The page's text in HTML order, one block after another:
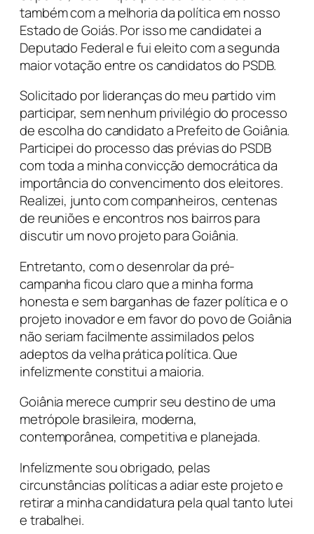
também com a melhoria da política em nosso
Estado de Goiás. Por isso me candidatei a
Deputado Federal e fui eleito com a segunda
maior votação entre os candidatos do PSDB.
Solicitado por lideranças do meu partido vim
participar, sem nenhum privilégio do processo
de escolha do candidato a Prefeito de Goiânia.
Participei do processo das prévias do PSDB
com toda a minha convicção democrática da
importância do convencimento dos eleitores.
Realizei, junto com companheiros, centenas
de reuniões e encontros nos bairros para
discutir um novo projeto para Goiânia.
Entretanto, com o desenrolar da pré-
campanha ficou claro que a minha forma
honesta e sem barganhas de fazer política e o
projeto inovador e em favor do povo de Goiânia
não seriam facilmente assimilados pelos
adeptos da velha prática política. Que
infelizmente constitui a maioria.
Goiânia merece cumprir seu destino de uma
metrópole brasileira, moderna,
contemporânea, competitiva e planejada.
Infelizmente sou obrigado, pelas
circunstâncias políticas a adiar este projeto e
retirar a minha candidatura pela qual tanto lutei
e trabalhei.